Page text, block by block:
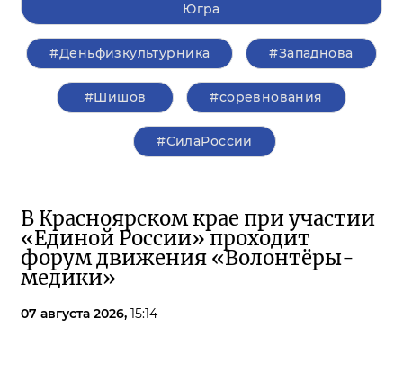
Югра
#Деньфизкультурника #Западнова
#Шишов #соревнования
#СилаРоссии
В Красноярском крае при участии
«Единой России» проходит
форум движения «Волонтёры-
медики»
07 августа 2026, 15:14